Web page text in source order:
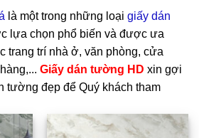
là một trong những loại giấy dán
lựa chọn phổ biến và được ưa
trang trí nhà ở, văn phòng, cửa
Giấy dán tường HD xin gợi
tường đẹp để Quý khách tham